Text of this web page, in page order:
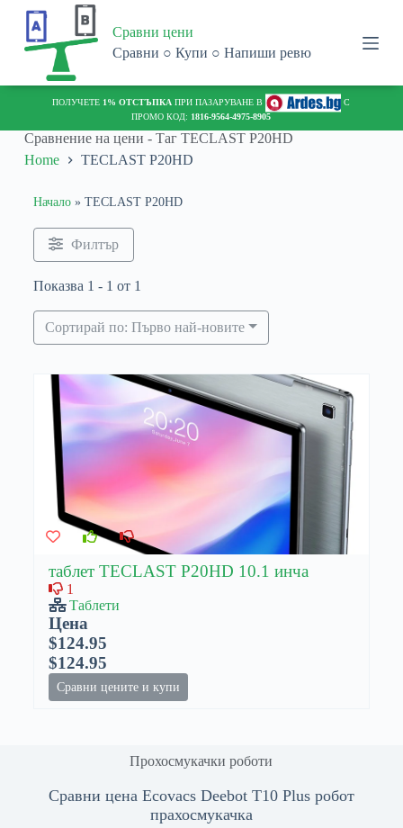
o
Сравни цени
Сравни ○ Купи ○ Напиши ревю
ПОЛУЧЕТЕ 1% ОТСТЪПКА ПРИ ПАЗАРУВАНЕ В
С
ПРОМО КОД: 1816-9564-4975-8905
Сравнение на цени - ТагTECLAST P20HD
Home
TECLAST P20HD
Начало» TECLAST P20HD
Филтър
Показва 1 - 1 от 1
Сортирай по: Първо най-новите
таблет TECLAST P20HD 10.1 инча
1
Таблети
Цена
$124.95
$124.95
Сравни цените и купи
Прохосмукачки роботи
Сравни цена Ecovacs Deebot T10 Plus робот
прахосмукачка